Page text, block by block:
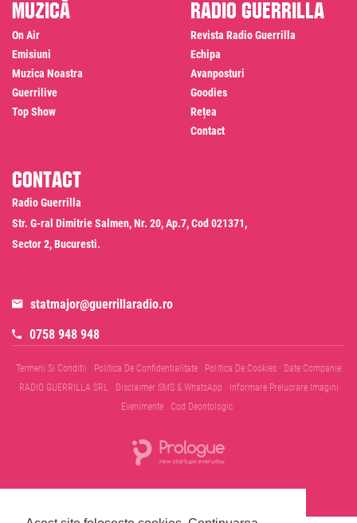
Muzică
On Air
Emisiuni
Muzica Noastra
Guerrilive
Top Show
Radio Guerrilla
Revista Radio Guerrilla
Echipa
Avanposturi
Goodies
Rețea
Contact
Contact
Radio Guerrilla
Str. G-ral Dimitrie Salmen, Nr. 20, Ap.7, Cod 021371,
Sector 2, Bucuresti.
statmajor@guerrillaradio.ro
0758 948 948
Termeni Si Conditii Politica De Confidentialitate Politica De Cookies
Date Companie
RADIO GUERRILLA SRL
Disclaimer SMS & WhatsApp
Informare Prelucrare Imagini
Evenimente
Cod Deontologic